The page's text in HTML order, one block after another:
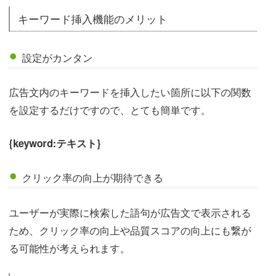
キーワード挿入機能のメリット
設定がカンタン
広告文内のキーワードを挿入したい箇所に以下の関数
を設定するだけですので、とても簡単です。
{keyword:テキスト}
クリック率の向上が期待できる
ユーザーが実際に検索した語句が広告文で表示される
ため、クリック率の向上や品質スコアの向上にも繋が
る可能性が考えられます。